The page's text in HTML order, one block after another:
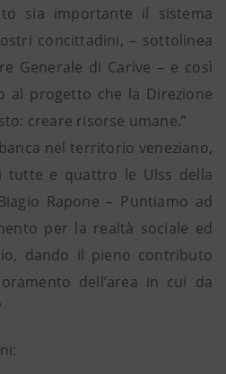
sia importante il sistema
concittadini, – sottolinea
Generale di Carive – e così
al progetto che la Direzione
creare risorse umane.”
nel territorio veneziano,
tutte e quattro le Ulss della
Rapone – Puntiamo ad
per la realtà sociale ed
dando il pieno contributo
dell’area in cui da